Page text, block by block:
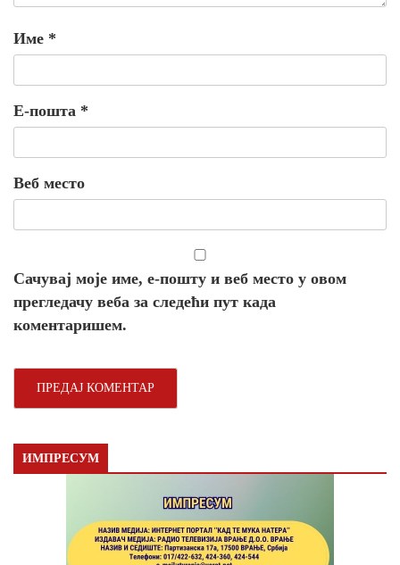
Име *
Е-пошта *
Веб место
Сачувај моје име, е-пошту и веб место у овом
прегледачу веба за следећи пут када
коментаришем.
ИМПРЕСУМ